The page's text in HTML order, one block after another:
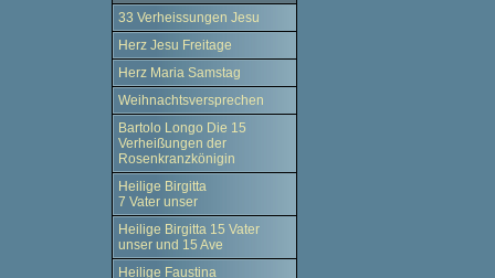
33 Verheissungen Jesu
Herz Jesu Freitage
Herz Maria Samstag
Weihnachtsversprechen
Bartolo Longo Die 15
Verheißungen der
Rosenkranzkönigin
Heilige Birgitta
7 Vater unser
Heilige Birgitta 15 Vater
unser und 15 Ave
Heilige Faustina